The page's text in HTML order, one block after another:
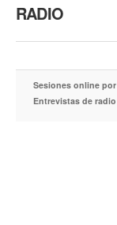
RADIO
Sesiones online por
Entrevistas de radio